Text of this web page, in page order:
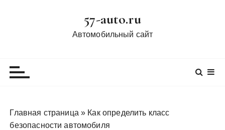
57-auto.ru
Автомобильный сайт
Главная страница » Как определить класс
безопасности автомобиля